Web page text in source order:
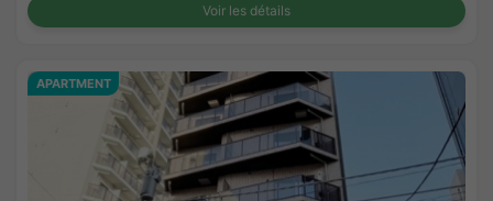
Voir les détails
APARTMENT